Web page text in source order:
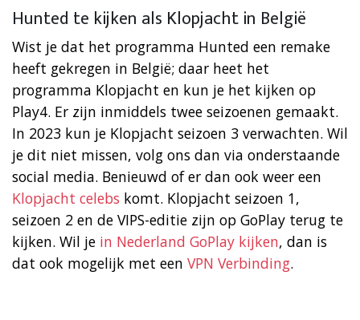
Hunted te kijken als Klopjacht in België
Wist je dat het programma Hunted een remake
heeft gekregen in België; daar heet het
programma Klopjacht en kun je het kijken op
Play4. Er zijn inmiddels twee seizoenen gemaakt.
In 2023 kun je Klopjacht seizoen 3 verwachten. Wil
je dit niet missen, volg ons dan via onderstaande
social media. Benieuwd of er dan ook weer een
Klopjacht celebs komt. Klopjacht seizoen 1,
seizoen 2 en de VIPS-editie zijn op GoPlay terug te
kijken. Wil je in Nederland GoPlay kijken, dan is
dat ook mogelijk met een VPN Verbinding.